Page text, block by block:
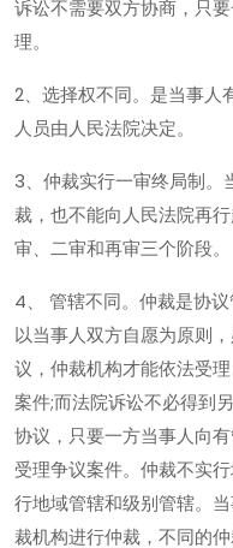
诉讼不需要双方协商，只
理。
2、选择权不同。是当事人
人员由人民法院决定。
3、仲裁实行一审终局制。
裁，也不能向人民法院再
审、二审和再审三个阶段。
4、 管辖不同。仲裁是协
以当事人双方自愿为原则
议，仲裁机构才能依法受
案件;而法院诉讼不必得到
协议，只要一方当事人向
受理争议案件。仲裁不实
行地域管辖和级别管辖。
裁机构进行仲裁，不同的